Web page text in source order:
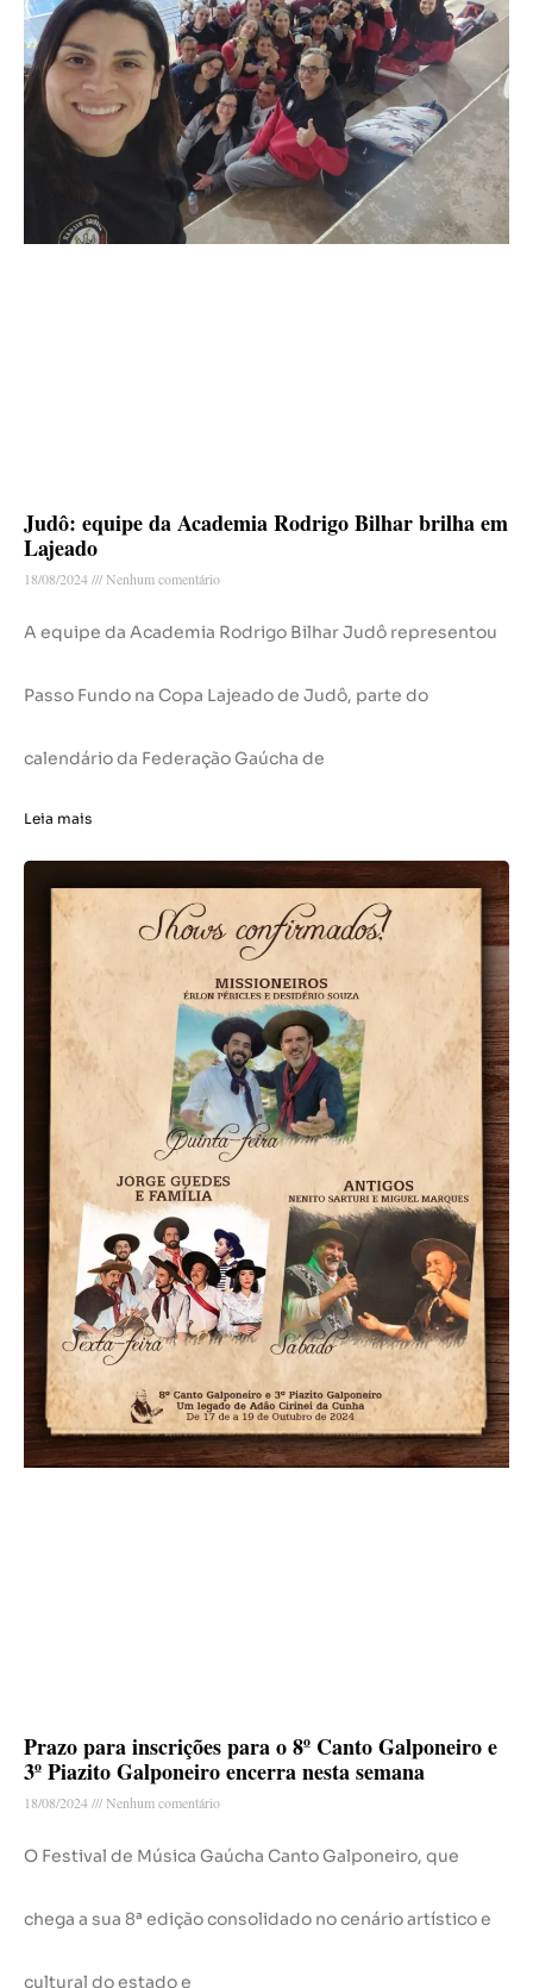
Judô: equipe da Academia Rodrigo Bilhar brilha em
Lajeado
18/08/2024 Nenhum comentário
A equipe da Academia Rodrigo Bilhar Judô representou
Passo Fundo na Copa Lajeado de Judô, parte do
calendário da Federação Gaúcha de
Leia mais
Prazo para inscrições para o 8º Canto Galponeiro e
3º Piazito Galponeiro encerra nesta semana
18/08/2024 Nenhum comentário
O Festival de Música Gaúcha Canto Galponeiro, que
chega a sua 8ª edição consolidado no cenário artístico e
cultural do estado e